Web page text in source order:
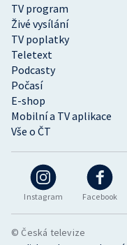
Instagram Facebook
TV program
Živé vysílání
TV poplatky
Teletext
Podcasty
Počasí
E-shop
Mobilní a TV aplikace
Vše o ČT
© Česká televize